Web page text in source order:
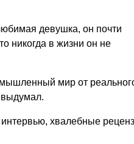
девушка, он почти
никогда в жизни он не
мир от
выдумал.
хвалебные